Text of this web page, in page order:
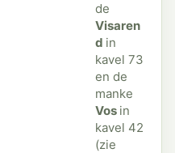
de
Visaren
d in
kavel 73
en de
manke
Vos in
kavel 42
(zie